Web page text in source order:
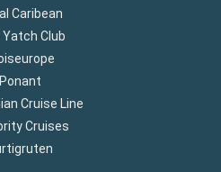
Caribean
Yatch Club
Ponant
Cruise Line
Cruises